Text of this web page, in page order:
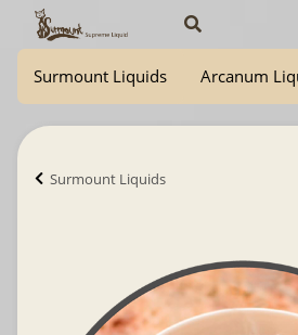
Surmount Liquids Arcanum
Surmount Liquids